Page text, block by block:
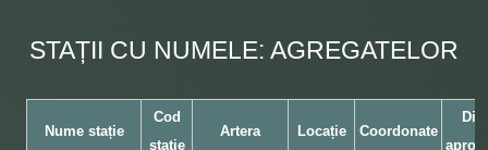
STAȚII CU NUMELE: AGREGATELOR
Nume stație
Cod
stație
Artera Locație Coordonate